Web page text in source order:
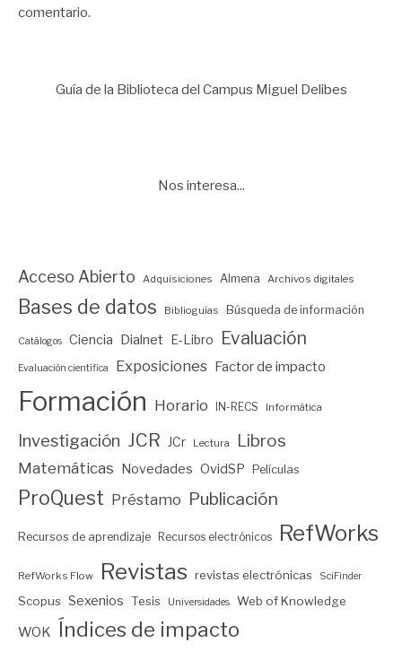
comentario.
Guía de la Biblioteca del Campus Miguel Delibes
Nos interesa...
Acceso Abierto Adquisiciones Almena Archivos digitales
Bases de datos Biblioguías Búsqueda de información
Catálogos Ciencia Dialnet E-Libro Evaluación
Evaluación científica Exposiciones Factor de impacto
Formación Horario IN-RECS Informática
Investigación JCR JCr Lectura Libros
Matemáticas Novedades OvidSP Películas
ProQuest Préstamo Publicación
Recursos de aprendizaje Recursos electrónicos RefWorks
RefWorks Flow Revistas revistas electrónicas SciFinder
Scopus Sexenios Tesis Universidades Web of Knowledge
WOK Índices de impacto